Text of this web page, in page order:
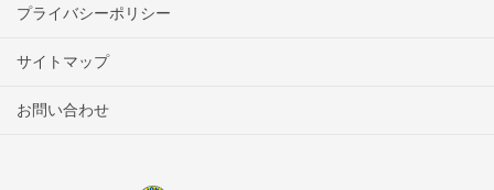
プライバシーポリシー
サイトマップ
お問い合わせ